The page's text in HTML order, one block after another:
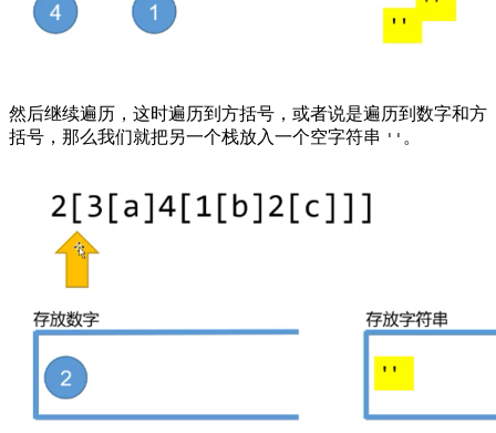
然后继续遍历，这时遍历到方括号，或者说是遍历到数字和方
括号，那么我们就把另一个栈放入一个空字符串 '' 。